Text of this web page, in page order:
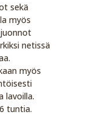
sekä
myös
netissä
myös
lavoilla.
tuntia.